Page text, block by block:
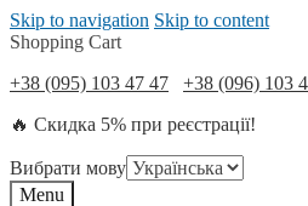
Skip to navigation Skip to content
Shopping Cart
+38 (095) 103 47 47
+38 (096) 103
🔥 Скидка 5% при реєстрації!
Вибрати мову
Menu